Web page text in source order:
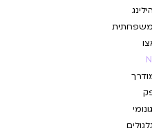
משפחתית